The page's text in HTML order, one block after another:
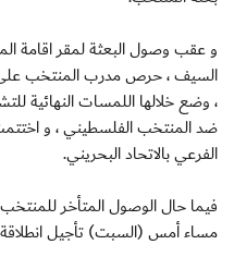
و عقب وصول البعثة لمقر اقامة
السيف ، حرص مدرب المنتخب على
، وضع خلالها اللمسات النهائية
ضد المنتخب الفلسطيني ، و
الفرعي بالاتحاد البحريني.
فيما حال الوصول المتأخر
مساء أمس (السبت) تأجيل انطلاقة